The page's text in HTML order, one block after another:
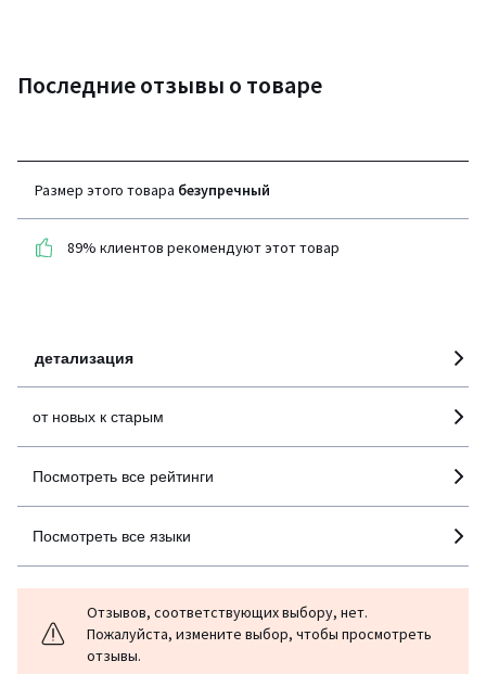
Последние отзывы о товаре
средняя оценка
покупателей по всем
странам
детализация
Размер этого товара безупречный
89% клиентов рекомендуют этот товар
от новых к старым
Посмотреть все рейтинги
Посмотреть все языки
Отзывов, соответствующих выбору, нет.
Пожалуйста, измените выбор, чтобы просмотреть
отзывы.